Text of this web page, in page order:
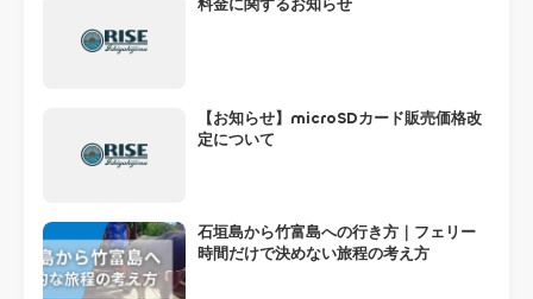
料金に関するお知らせ
【お知らせ】microSDカード販売価格改
定について
石垣島から竹富島への行き方｜フェリー
時間だけで決めない旅程の考え方